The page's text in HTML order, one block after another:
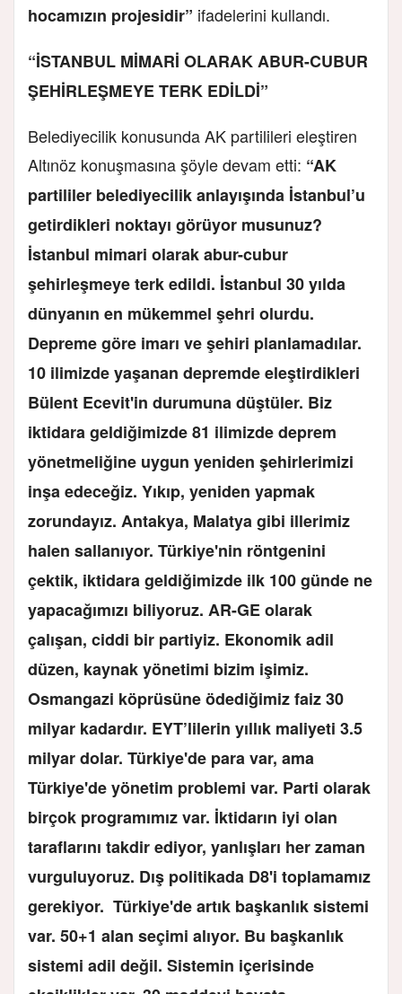
hocamızın projesidir” ifadelerini kullandı.
“İSTANBUL MİMARİ OLARAK ABUR-CUBUR
ŞEHİRLEŞMEYE TERK EDİLDİ”
Belediyecilik konusunda AK partilileri eleştiren
Altınöz konuşmasına şöyle devam etti: “AK
partililer belediyecilik anlayışında İstanbul’u
getirdikleri noktayı görüyor musunuz?
İstanbul mimari olarak abur-cubur
şehirleşmeye terk edildi. İstanbul 30 yılda
dünyanın en mükemmel şehri olurdu.
Depreme göre imarı ve şehiri planlamadılar.
10 ilimizde yaşanan depremde eleştirdikleri
Bülent Ecevit'in durumuna düştüler. Biz
iktidara geldiğimizde 81 ilimizde deprem
yönetmeliğine uygun yeniden şehirlerimizi
inşa edeceğiz. Yıkıp, yeniden yapmak
zorundayız. Antakya, Malatya gibi illerimiz
halen sallanıyor. Türkiye'nin röntgenini
çektik, iktidara geldiğimizde ilk 100 günde ne
yapacağımızı biliyoruz. AR-GE olarak
çalışan, ciddi bir partiyiz. Ekonomik adil
düzen, kaynak yönetimi bizim işimiz.
Osmangazi köprüsüne ödediğimiz faiz 30
milyar kadardır. EYT’lilerin yıllık maliyeti 3.5
milyar dolar. Türkiye'de para var, ama
Türkiye'de yönetim problemi var. Parti olarak
birçok programımız var. İktidarın iyi olan
taraflarını takdir ediyor, yanlışları her zaman
vurguluyoruz. Dış politikada D8'i toplamamız
gerekiyor. Türkiye'de artık başkanlık sistemi
var. 50+1 alan seçimi alıyor. Bu başkanlık
sistemi adil değil. Sistemin içerisinde